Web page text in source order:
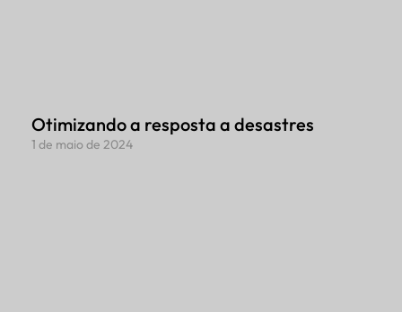
Otimizando a resposta a desastres
1 de maio de 2024